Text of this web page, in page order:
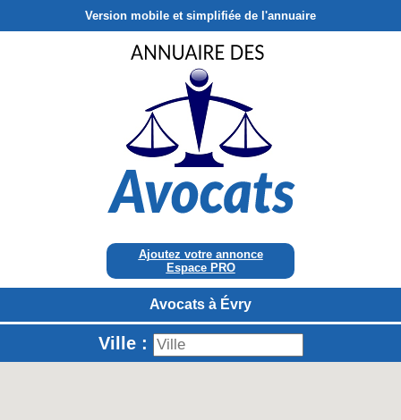
Version mobile et simplifiée de l'annuaire
Ajoutez votre annonce
Espace PRO
Avocats à Évry
Ville :